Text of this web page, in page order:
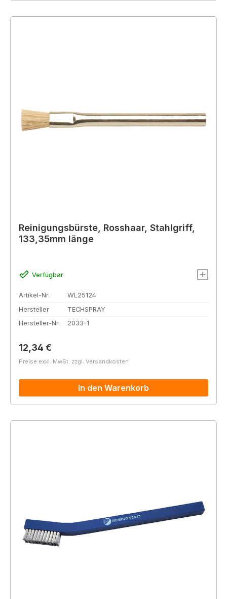
Reinigungsbürste, Rosshaar, Stahlgriff,
133,35mm länge
Verfügbar
Artikel-Nr.
WL25124
Hersteller
TECHSPRAY
Hersteller-Nr.
2033-1
Regulärer Preis:
12,34 €
Preise exkl. MwSt. zzgl. Versandkosten
In den Warenkorb